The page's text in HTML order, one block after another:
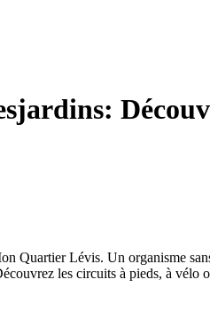
Quartier Lévis. Un organisme
les circuits à pieds, à vélo